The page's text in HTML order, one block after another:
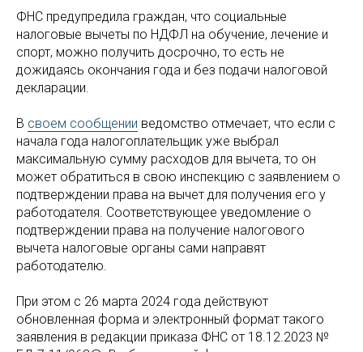
ФНС предупредила граждан, что социальные
налоговые вычеты по НДФЛ на обучение, лечение и
спорт, можно получить досрочно, то есть не
дожидаясь окончания года и без подачи налоговой
декларации.
В своем сообщении ведомство отмечает, что если с
начала года налогоплательщик уже выбрал
максимальную сумму расходов для вычета, то он
может обратиться в свою инспекцию с заявлением о
подтверждении права на вычет для получения его у
работодателя. Соответствующее уведомление о
подтверждении права на получение налогового
вычета налоговые органы сами направят
работодателю.
При этом с 26 марта 2024 года действуют
обновленная форма и электронный формат такого
заявления в редакции приказа ФНС от 18.12.2023 №